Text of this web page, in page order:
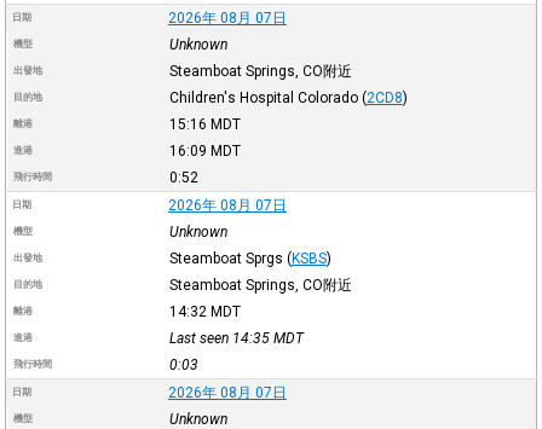
日期 2026年 08月 07日
機型 Unknown
出發地 Steamboat Springs, CO附近
目的地 Children's Hospital Colorado (2CD8)
離港 15:16 MDT
進港 16:09 MDT
飛行時間 0:52
日期 2026年 08月 07日
機型 Unknown
出發地 Steamboat Sprgs (KSBS)
目的地 Steamboat Springs, CO附近
離港 14:32 MDT
進港 Last seen 14:35 MDT
飛行時間 0:03
日期 2026年 08月 07日
機型 Unknown